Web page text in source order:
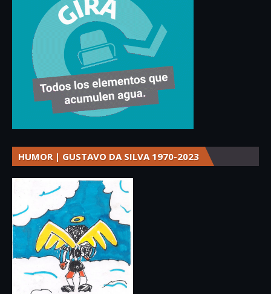
HUMOR | GUSTAVO DA SILVA 1970-2023